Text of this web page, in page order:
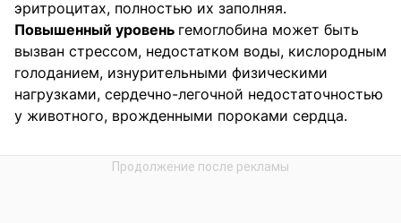
эритроцитах, полностью их заполняя.
Повышенный уровень гемоглобина может быть
вызван стрессом, недостатком воды, кислородным
голоданием, изнурительными физическими
нагрузками, сердечно-легочной недостаточностью
у животного, врожденными пороками сердца.